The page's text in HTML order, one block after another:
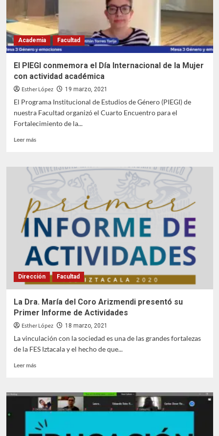
seminarios
Academia Facultad
El PIEGI conmemora el Día Internacional de la Mujer
con actividad académica
Esther López 19 marzo, 2021
El Programa Institucional de Estudios de Género (PIEGI) de
nuestra Facultad organizó el Cuarto Encuentro para el
Fortalecimiento de la...
Leer másLeer
El
PIEGI
conmemora
Día
Internacional
de
con
actividad
Dirección Facultad
La Dra. María del Coro Arizmendi presentó su
Primer Informe de Actividades
Esther López 18 marzo, 2021
La vinculación con la sociedad es una de las grandes fortalezas
de la FES Iztacala y el hecho de que...
Leer másLeer
La
Dra.
María
Coro